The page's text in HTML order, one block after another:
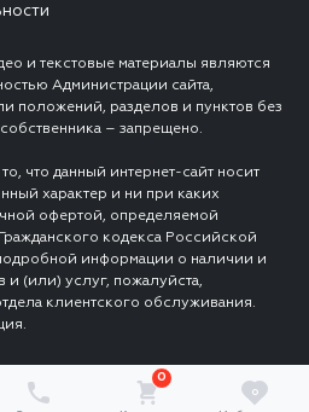
и текстовые материалы являются
Администрации сайта,
положений, разделов и пунктов без
– запрещено.
что данный интернет-сайт носит
характер и ни при каких
офертой, определяемой
кодекса Российской
информации о наличии и
и (или) услуг, пожалуйста,
клиентского обслуживания.
0
0